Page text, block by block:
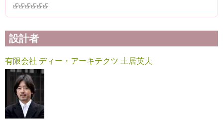
(link is external)
(link is external)
(link is external)
(link is external)
(link is external)
(link is external)
設計者
有限会社 ディー・アーキテクツ 土居英夫